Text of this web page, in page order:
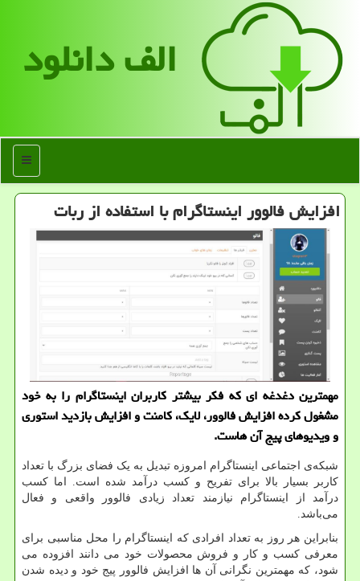
الف دانلود
منو
افزایش فالوور اینستاگرام با استفاده از ربات
مهمترین دغدغه ای كه فكر بیشتر كاربران اینستاگرام را به خود
مشغول كرده افزایش فالوور، لایك، كامنت و افزایش بازدید استوری
و ویدیوهای پیج آن هاست.
شبکه‌ی اجتماعی اینستاگرام امروزه تبدیل به یک فضای بزرگ با تعداد
کاربر بسیار بالا برای تفریح و کسب درآمد شده است. اما کسب
درآمد از اینستاگرام نیازمند تعداد زیادی فالوور واقعی و فعال
می‌باشد.
بنابراین هر روز به تعداد افرادی که اینستاگرام را محل مناسبی برای
معرفی کسب و کار و فروش محصولات خود می دانند افزوده می
شود، که مهمترین نگرانی آن ها افزایش فالوور پیج خود و دیده شدن